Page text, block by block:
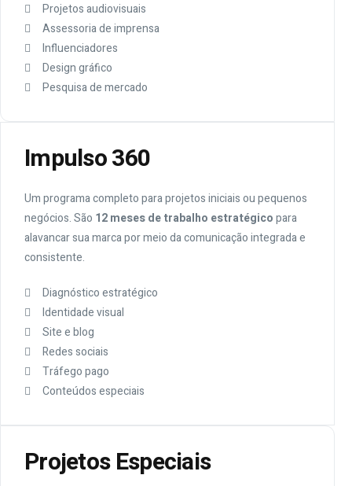
Projetos audiovisuais
Assessoria de imprensa
Influenciadores
Design gráfico
Pesquisa de mercado
Impulso 360
Um programa completo para projetos iniciais ou pequenos
negócios. São 12 meses de trabalho estratégicopara
alavancar sua marca por meio da comunicação integrada e
consistente.
Diagnóstico estratégico
Identidade visual
Site e blog
Redes sociais
Tráfego pago
Conteúdos especiais
Projetos Especiais